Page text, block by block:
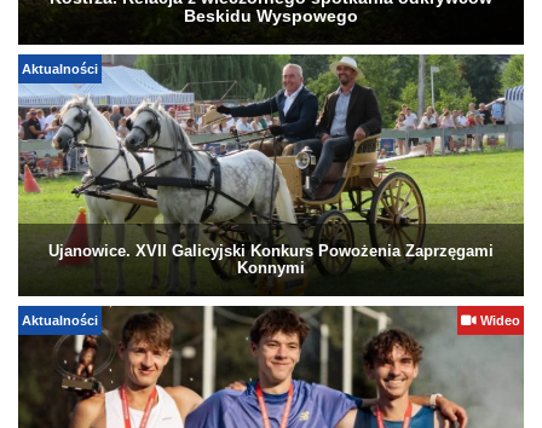
Beskidu Wyspowego
Aktualności
Ujanowice. XVII Galicyjski Konkurs Powożenia Zaprzęgami
Konnymi
Aktualności Wideo